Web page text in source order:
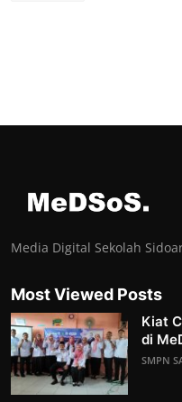
Media Digital Sekolah
Most Viewed Posts
Kiat
di
SMPN